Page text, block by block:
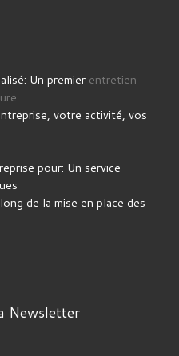
Un premier entretien
votre activité, vos
pour: Un service
de la mise en place des
Newsletter